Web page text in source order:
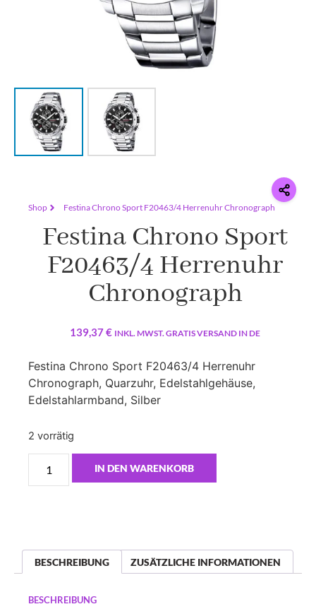
Shop Festina Chrono Sport F20463/4 Herrenuhr Chronograph
Festina Chrono Sport
F20463/4 Herrenuhr
Chronograph
139,37€ INKL. MWST. GRATIS VERSAND IN DE
Festina Chrono Sport F20463/4 Herrenuhr
Chronograph, Quarzuhr, Edelstahlgehäuse,
Edelstahlarmband, Silber
2 vorrätig
IN DEN WARENKORB
BESCHREIBUNG ZUSÄTZLICHE INFORMATIONEN
BESCHREIBUNG